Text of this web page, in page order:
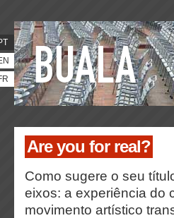
Are you for real?
Como sugere o seu
eixos: a experiência do
movimento artístico